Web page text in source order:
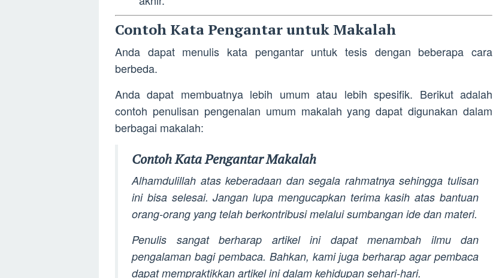
Contoh Kata Pengantar untuk Makalah
Anda dapat menulis kata pengantar untuk tesis dengan beberapa cara
berbeda.
Anda dapat membuatnya lebih umum atau lebih spesifik. Berikut adalah
contoh penulisan pengenalan umum makalah yang dapat digunakan dalam
berbagai makalah:
Contoh Kata Pengantar Makalah
Alhamdulillah atas keberadaan dan segala rahmatnya sehingga tulisan
ini bisa selesai. Jangan lupa mengucapkan terima kasih atas bantuan
orang-orang yang telah berkontribusi melalui sumbangan ide dan materi.
Penulis sangat berharap artikel ini dapat menambah ilmu dan
pengalaman bagi pembaca. Bahkan, kami juga berharap agar pembaca
dapat mempraktikkan artikel ini dalam kehidupan sehari-hari.